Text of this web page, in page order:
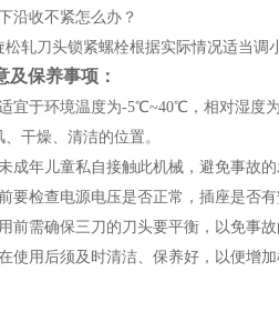
沿收不紧怎么办？
松轧刀头锁紧螺栓根据实际情况适当调
及保养事项：
宜于环境温度为-5℃~40℃，相对湿度
干燥、清洁的位置。
成年儿童私自接触此机械，避免事故的
要检查电源电压是否正常，插座是否有
前需确保三刀的刀头要平衡，以免事故
使用后须及时清洁、保养好，以便增加